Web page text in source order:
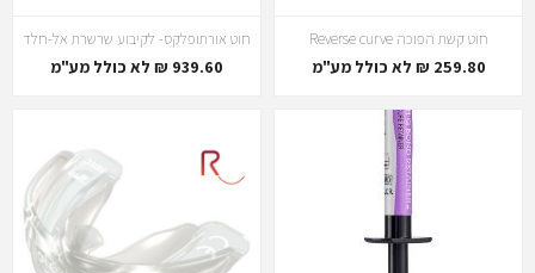
חוט קשת הפוכה Reverse curve
259.80 ₪ לא כולל מע"מ
חוט אורתופלקס- לקיבוע שרשרת אל-חלד
939.60 ₪ לא כולל מע"מ